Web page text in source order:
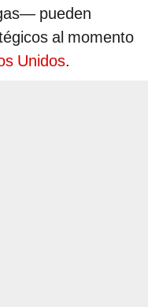
pueden
al momento
Unidos.